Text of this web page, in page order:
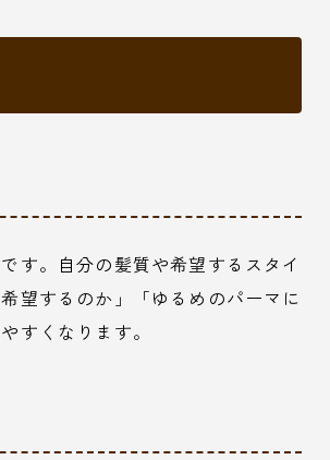
す。自分の髪質や希望するスタイ
望するのか」「ゆるめのパーマに
すくなります。